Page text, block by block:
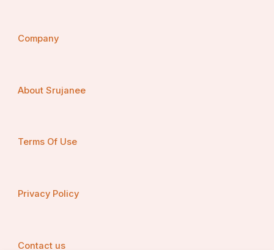
Company
About Srujanee
Terms Of Use
Privacy Policy
Contact us